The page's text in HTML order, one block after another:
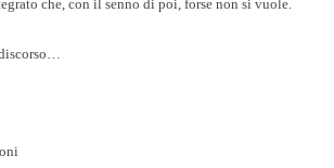
che, con il senno di poi, forse non si vuole.